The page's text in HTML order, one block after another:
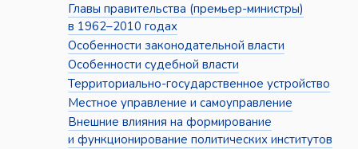
Главы правительства (премьер-министры)
в 1962–2010 годах
Особенности законодательной власти
Особенности судебной власти
Территориально-государственное устройство
Местное управление и самоуправление
Внешние влияния на формирование
и функционирование политических институтов